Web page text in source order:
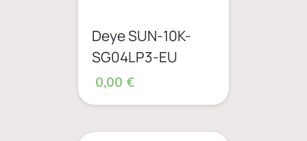
Deye SUN-10K-
SG04LP3-EU
0,00 €